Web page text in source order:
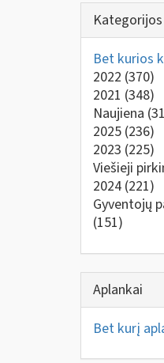
Kategorijos
Bet kurios
2022 (370)
2021 (348)
Naujiena
2025 (236)
2023 (225)
Viešieji
2024 (221)
Gyventojų
(151)
Aplankai
Bet kurį